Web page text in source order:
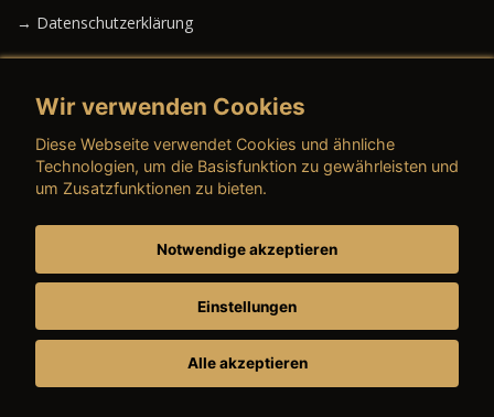
→ Datenschutzerklärung
→ AGB (Gebrauchtwagen)
→ AGB (Teile & Zubehör)
→ AGB (Dienstleistungen)
Wir verwenden Cookies
Diese Webseite verwendet Cookies und ähnliche
Technologien, um die Basisfunktion zu gewährleisten und
um Zusatzfunktionen zu bieten.
Notwendige akzeptieren
Einstellungen
Alle akzeptieren